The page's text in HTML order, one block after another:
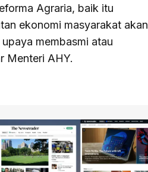
Agraria, baik itu
ekonomi masyarakat akan
membasmi atau
Menteri AHY.